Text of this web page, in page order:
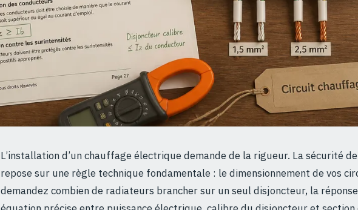
L’installation d’un chauffage électrique demande de la rigueur. La sécurité
repose sur une règle technique fondamentale : le dimensionnement de vos
demandez combien de radiateurs brancher sur un seul disjoncteur, la réponse